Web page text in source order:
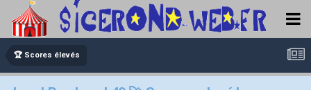
🏆 Scores élevés